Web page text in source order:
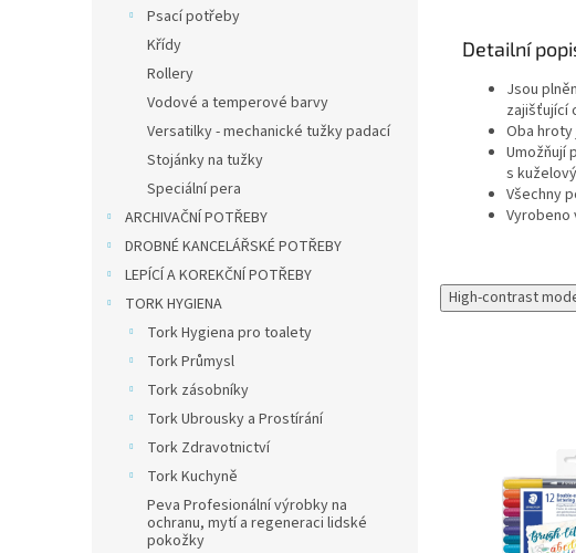
Psací potřeby
Křídy
Rollery
Vodové a temperové barvy
Versatilky - mechanické tužky padací
Stojánky na tužky
Speciální pera
ARCHIVAČNÍ POTŘEBY
DROBNÉ KANCELÁŘSKÉ POTŘEBY
LEPÍCÍ A KOREKČNÍ POTŘEBY
TORK HYGIENA
Tork Hygiena pro toalety
Tork Průmysl
Tork zásobníky
Tork Ubrousky a Prostírání
Tork Zdravotnictví
Tork Kuchyně
Peva Profesionální výrobky na
ochranu, mytí a regeneraci lidské
pokožky
Detailní
Jsou
zajišťující
Oba
Umožňují
s
Všechny
Vyrobeno
High-contrast